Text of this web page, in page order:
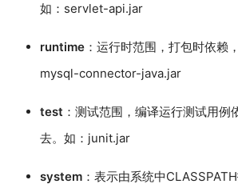
如：servlet-api.jar
runtime ：运行时范围，打包时依赖
mysql-connector-java.jar
test ：测试范围，编译运行测试用例
去。如：junit.jar
system ：表示由系统中